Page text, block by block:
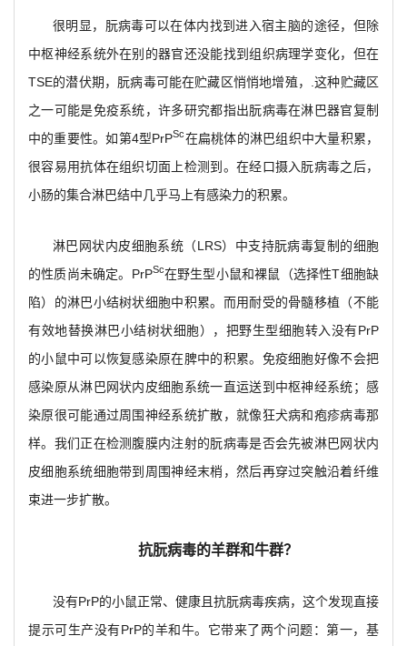
很明显，朊病毒可以在体内找到进入宿主脑的途径，但除
中枢神经系统外在别的器官还没能找到组织病理学变化，但在
TSE的潜伏期，朊病毒可能在贮藏区悄悄地增殖，.这种贮藏区
之一可能是免疫系统，许多研究都指出朊病毒在淋巴器官复制
中的重要性。如第4型PrPSc在扁桃体的淋巴组织中大量积累，
很容易用抗体在组织切面上检测到。在经口摄入朊病毒之后，
小肠的集合淋巴结中几乎马上有感染力的积累。
淋巴网状内皮细胞系统（LRS）中支持朊病毒复制的细胞
的性质尚未确定。PrPSc在野生型小鼠和裸鼠（选择性T细胞缺
陷）的淋巴小结树状细胞中积累。而用耐受的骨髓移植（不能
有效地替换淋巴小结树状细胞），把野生型细胞转入没有PrP
的小鼠中可以恢复感染原在脾中的积累。免疫细胞好像不会把
感染原从淋巴网状内皮细胞系统一直运送到中枢神经系统；感
染原很可能通过周围神经系统扩散，就像狂犬病和疱疹病毒那
样。我们正在检测腹膜内注射的朊病毒是否会先被淋巴网状内
皮细胞系统细胞带到周围神经末梢，然后再穿过突触沿着纤维
束进一步扩散。
抗朊病毒的羊群和牛群？
没有PrP的小鼠正常、健康且抗朊病毒疾病，这个发现直接
提示可生产没有PrP的羊和牛。它带来了两个问题：第一，基